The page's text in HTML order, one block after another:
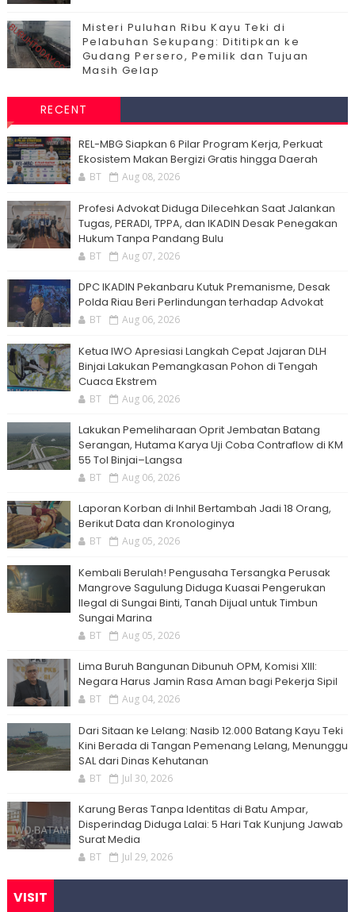
Misteri Puluhan Ribu Kayu Teki di
Pelabuhan Sekupang: Dititipkan ke
Gudang Persero, Pemilik dan Tujuan
Masih Gelap
RECENT
‎REL-MBG Siapkan 6 Pilar Program Kerja, Perkuat
Ekosistem Makan Bergizi Gratis hingga Daerah
BT Aug 08, 2026
Profesi Advokat Diduga Dilecehkan Saat Jalankan
Tugas, PERADI, TPPA, dan IKADIN Desak Penegakan
Hukum Tanpa Pandang Bulu
BT Aug 07, 2026
DPC IKADIN Pekanbaru Kutuk Premanisme, Desak
Polda Riau Beri Perlindungan terhadap Advokat
BT Aug 06, 2026
Ketua IWO Apresiasi Langkah Cepat Jajaran DLH
Binjai Lakukan Pemangkasan Pohon di Tengah
Cuaca Ekstrem
BT Aug 06, 2026
Lakukan Pemeliharaan Oprit Jembatan Batang
Serangan, Hutama Karya Uji Coba Contraflow di KM
55 Tol Binjai–Langsa
BT Aug 06, 2026
Laporan Korban di Inhil Bertambah Jadi 18 Orang,
Berikut Data dan Kronologinya
BT Aug 05, 2026
Kembali Berulah! Pengusaha Tersangka Perusak
Mangrove Sagulung Diduga Kuasai Pengerukan
Ilegal di Sungai Binti, Tanah Dijual untuk Timbun
Sungai Marina
BT Aug 05, 2026
Lima Buruh Bangunan Dibunuh OPM, Komisi XIII:
Negara Harus Jamin Rasa Aman bagi Pekerja Sipil
BT Aug 04, 2026
Dari Sitaan ke Lelang: Nasib 12.000 Batang Kayu Teki
Kini Berada di Tangan Pemenang Lelang, Menunggu
SAL dari Dinas Kehutanan
BT Jul 30, 2026
Karung Beras Tanpa Identitas di Batu Ampar,
Disperindag Diduga Lalai: 5 Hari Tak Kunjung Jawab
Surat Media
BT Jul 29, 2026
VISIT